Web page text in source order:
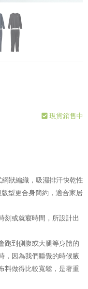
現貨銷售中
狀編織，吸濕排汗快乾性
型更合身簡約，適合家居
刻或就寢時間，所設計出
跑到側腹或大腿等身體的
，因為我們睡覺的時候腋
料做得比較寬鬆，是著重